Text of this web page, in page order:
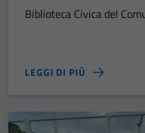
Biblioteca Civica del
LEGGI DI PIÙ